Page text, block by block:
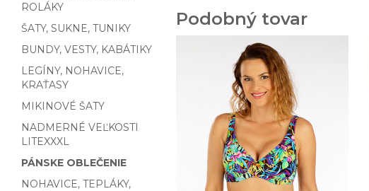
ROLÁKY
ŠATY, SUKNE, TUNIKY
BUNDY, VESTY, KABÁTIKY
LEGÍNY, NOHAVICE,
KRAŤASY
MIKINOVÉ ŠATY
NADMERNÉ VEĽKOSTI
LITEXXXL
PÁNSKE OBLEČENIE
NOHAVICE, TEPLÁKY,
Podobný tovar